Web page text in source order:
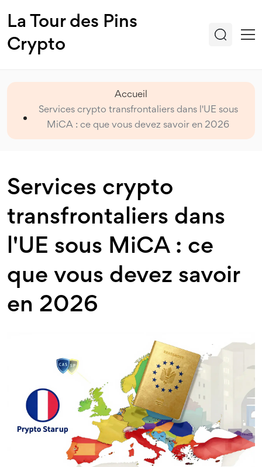
La Tour des Pins
Crypto
Accueil
Services crypto transfrontaliers dans l'UE sous
MiCA : ce que vous devez savoir en 2026
Services crypto
transfrontaliers dans
l'UE sous MiCA : ce
que vous devez savoir
en 2026